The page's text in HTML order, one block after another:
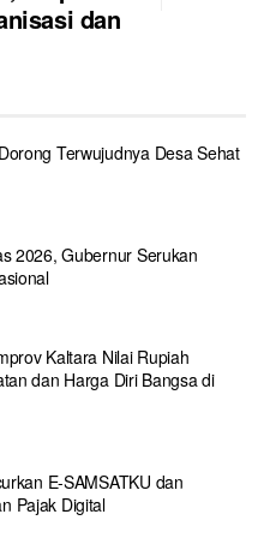
dan
Terwujudnya Desa Sehat
2026, Gubernur Serukan
Kaltara Nilai Rupiah
dan Harga Diri Bangsa di
E-SAMSATKU dan
Pajak Digital